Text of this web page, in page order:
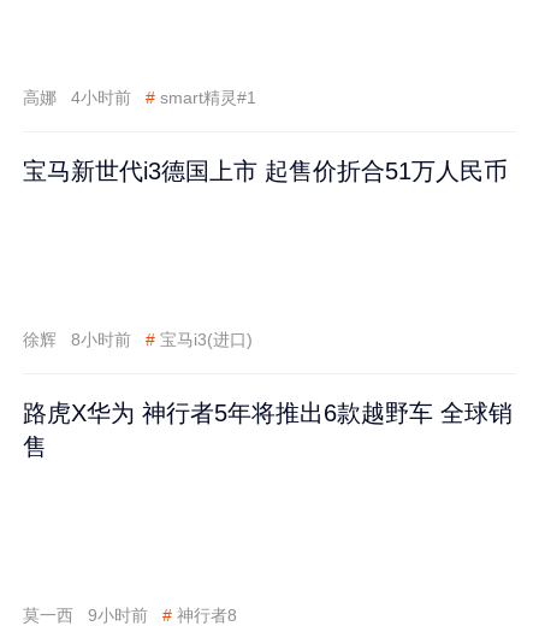
高娜 4小时前 # smart精灵#1
宝马新世代i3德国上市 起售价折合51万人民币
徐辉 8小时前 # 宝马i3(进口)
路虎X华为 神行者5年将推出6款越野车 全球销
售
莫一西 9小时前 # 神行者8